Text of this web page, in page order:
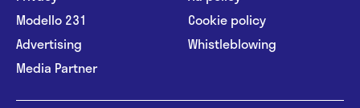
Modello 231
Advertising
Media Partner
Cookie policy
Whistleblowing